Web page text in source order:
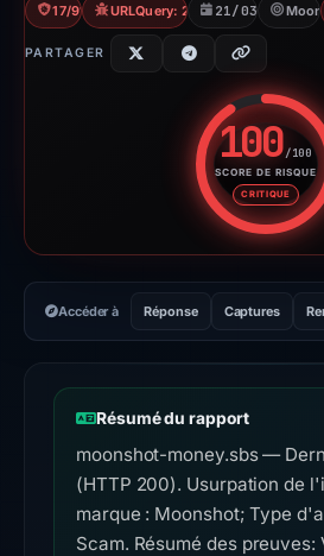
17/91 VTURLQuery: 2 threat alerts
21/03/2026
PARTAGER
100/100
SCORE DE RISQUE
CRITIQUE
Score
Accéder à Réponse Captures
Résumé du rapport
moonshot-money.sbs —
(HTTP 200). Usurpation de
marque : Moonshot; Type
Scam. Résumé des preuves: